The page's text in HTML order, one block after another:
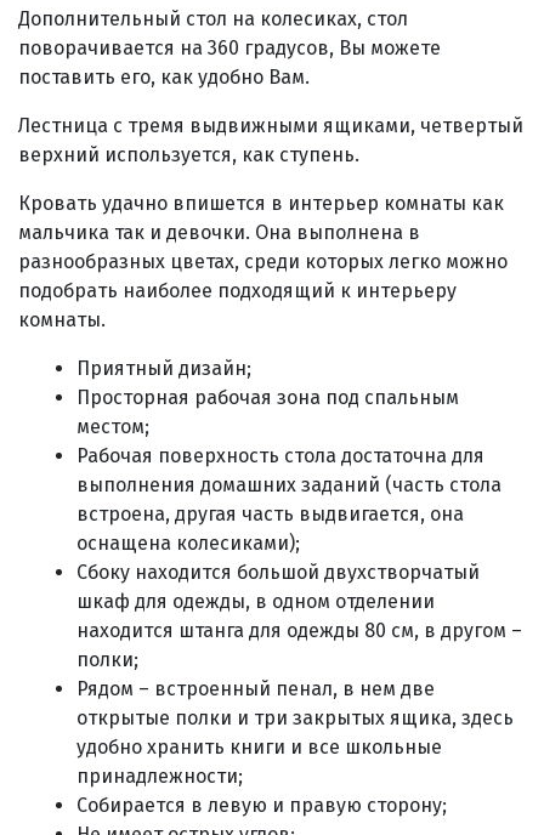
Дополнительный стол на колесиках, стол
поворачивается на 360 градусов, Вы можете
поставить его, как удобно Вам.
Лестница с тремя выдвижными ящиками, четвертый
верхний используется, как ступень.
Кровать удачно впишется в интерьер комнаты как
мальчика так и девочки. Она выполнена в
разнообразных цветах, среди которых легко можно
подобрать наиболее подходящий к интерьеру
комнаты.
Приятный дизайн;
Просторная рабочая зона под спальным
местом;
Рабочая поверхность стола достаточна для
выполнения домашних заданий (часть стола
встроена, другая часть выдвигается, она
оснащена колесиками);
Сбоку находится большой двухстворчатый
шкаф для одежды, в одном отделении
находится штанга для одежды 80 см, в другом –
полки;
Рядом – встроенный пенал, в нем две
открытые полки и три закрытых ящика, здесь
удобно хранить книги и все школьные
принадлежности;
Собирается в левую и правую сторону;